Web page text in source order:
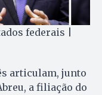
federais |
articulam, junto
a filiação do